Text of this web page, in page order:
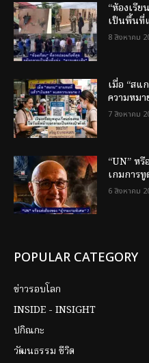
“ห้องเรี
เป็นพื้นที่
8 สิงหาคม
เมื่อ “สแ
ความหมา
7 สิงหาคม
“UN” ห
เกมการ
6 สิงหาคม
POPULAR CATEGORY
ข่าวรอบโลก
INSIDE - INSIGHT
ปกิณกะ
วัฒนธรรม ชีวิต